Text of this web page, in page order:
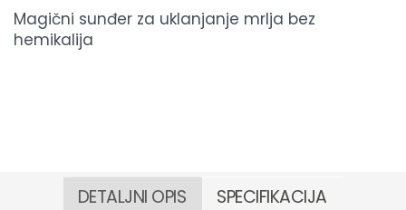
Magični sunđer za uklanjanje mrlja bez
hemikalija
DETALJNI OPIS
SPECIFIKACIJA